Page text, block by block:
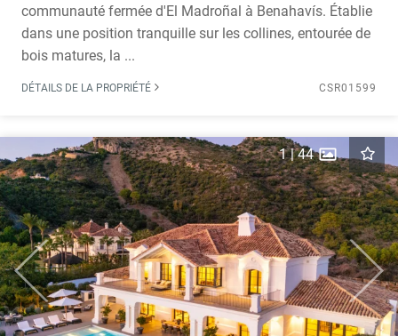
communauté fermée d'El Madroñal à Benahavís. Établie
dans une position tranquille sur les collines, entourée de
bois matures, la ...
DÉTAILS DE LA PROPRIÉTÉ CSR01599
Previous Next
1|44